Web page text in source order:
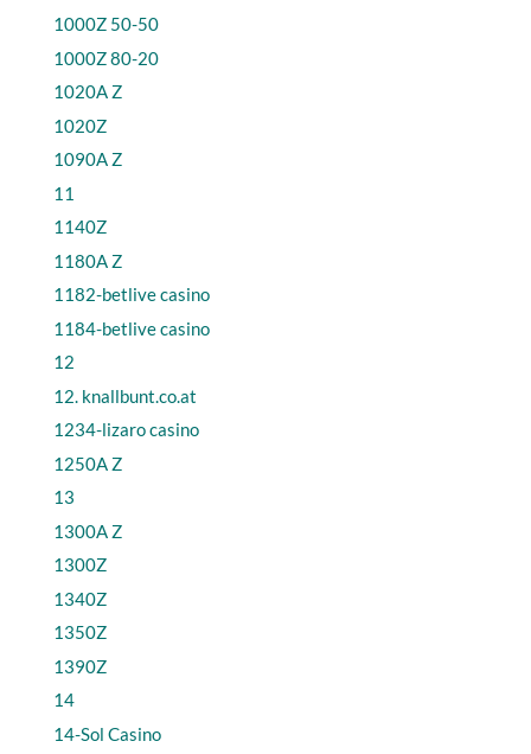
1000Z 50-50
1000Z 80-20
1020A Z
1020Z
1090A Z
11
1140Z
1180A Z
1182-betlive casino
1184-betlive casino
12
12. knallbunt.co.at
1234-lizaro casino
1250A Z
13
1300A Z
1300Z
1340Z
1350Z
1390Z
14
14-Sol Casino